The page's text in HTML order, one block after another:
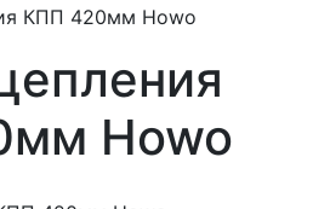
КПП 420мм Howo
Howo